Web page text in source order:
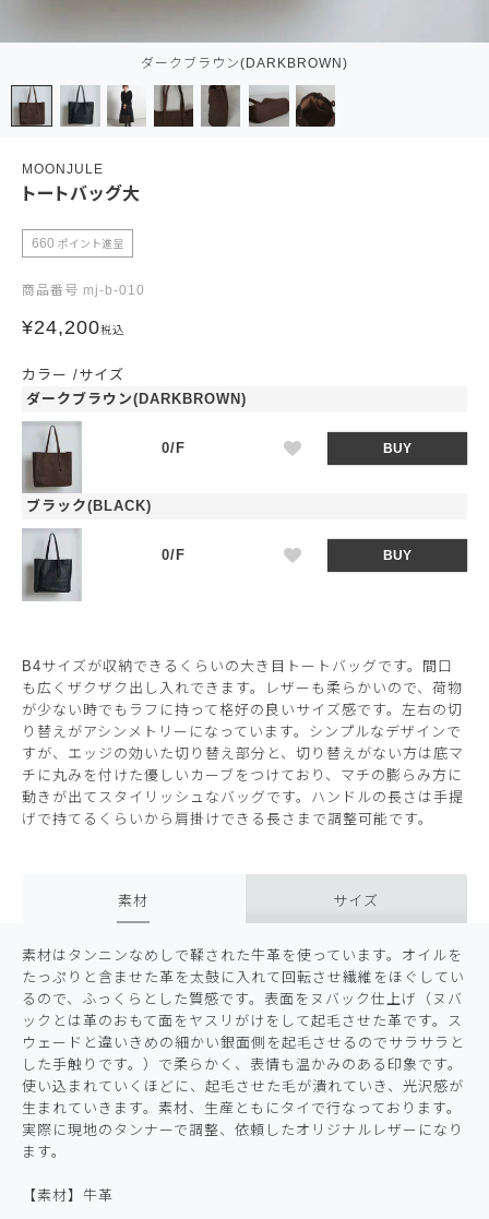
ダークブラウン(DARKBROWN)
MOONJULE
トートバッグ大
660 ポイント進呈
商品番号 mj-b-010
¥24,200税込
カラー
サイズ
ダークブラウン(DARKBROWN)
0/F BUY
ブラック(BLACK)
0/F BUY
B4サイズが収納できるくらいの大き目トートバッグです。間口
も広くザクザク出し入れできます。レザーも柔らかいので、荷物
が少ない時でもラフに持って格好の良いサイズ感です。左右の切
り替えがアシンメトリーになっています。シンプルなデザインで
すが、エッジの効いた切り替え部分と、切り替えがない方は底マ
チに丸みを付けた優しいカーブをつけており、マチの膨らみ方に
動きが出てスタイリッシュなバッグです。ハンドルの長さは手提
げで持てるくらいから肩掛けできる長さまで調整可能です。
素材 サイズ
素材はタンニンなめしで鞣された牛革を使っています。オイルを
たっぷりと含ませた革を太鼓に入れて回転させ繊維をほぐしてい
るので、ふっくらとした質感です。表面をヌバック仕上げ（ヌバ
ックとは革のおもて面をヤスリがけをして起毛させた革です。ス
ウェードと違いきめの細かい銀面側を起毛させるのでサラサラと
した手触りです。）で柔らかく、表情も温かみのある印象です。
使い込まれていくほどに、起毛させた毛が潰れていき、光沢感が
生まれていきます。素材、生産ともにタイで行なっております。
実際に現地のタンナーで調整、依頼したオリジナルレザーになり
ます。
【素材】牛革